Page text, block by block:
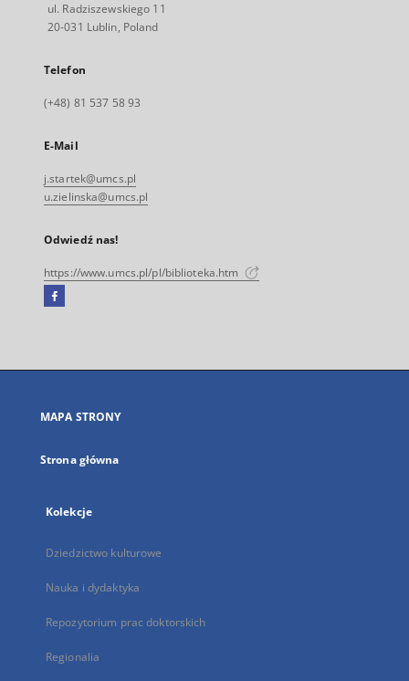
ul. Radziszewskiego 11
20-031 Lublin, Poland
Telefon
(+48) 81 537 58 93
E-Mail
j.startek@umcs.pl
u.zielinska@umcs.pl
Odwiedź nas!
https://www.umcs.pl/pl/biblioteka.htm
Facebook
się
karcie
MAPA STRONY
Strona główna
Kolekcje
Dziedzictwo kulturowe
Nauka i dydaktyka
Repozytorium prac doktorskich
Regionalia